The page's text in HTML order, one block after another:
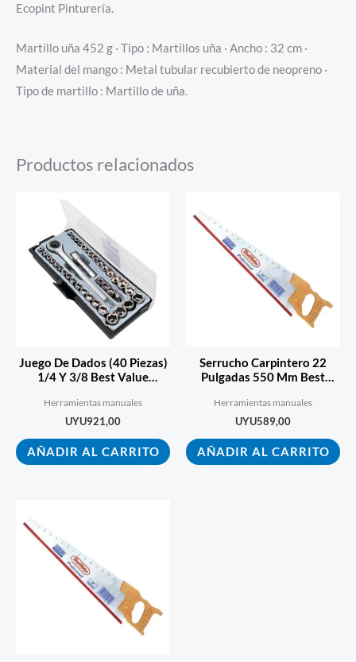
Ecopint Pinturería.
Martillo uña 452 g · Tipo : Martillos uña · Ancho : 32 cm ·
Material del mango : Metal tubular recubierto de neopreno ·
Tipo de martillo : Martillo de uña.
Productos relacionados
Juego De Dados (40 Piezas)
1/4 Y 3/8 Best Value
Herramientas manuales
UYU921,00
AÑADIR AL CARRITO
Serrucho Carpintero 22
Pulgadas 550 Mm Best
Herramientas manuales
UYU589,00
AÑADIR AL CARRITO